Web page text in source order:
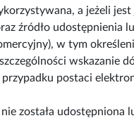
a jeżeli
źródło udostępnienia
w tym
wskazanie
postaci
została udostępniona